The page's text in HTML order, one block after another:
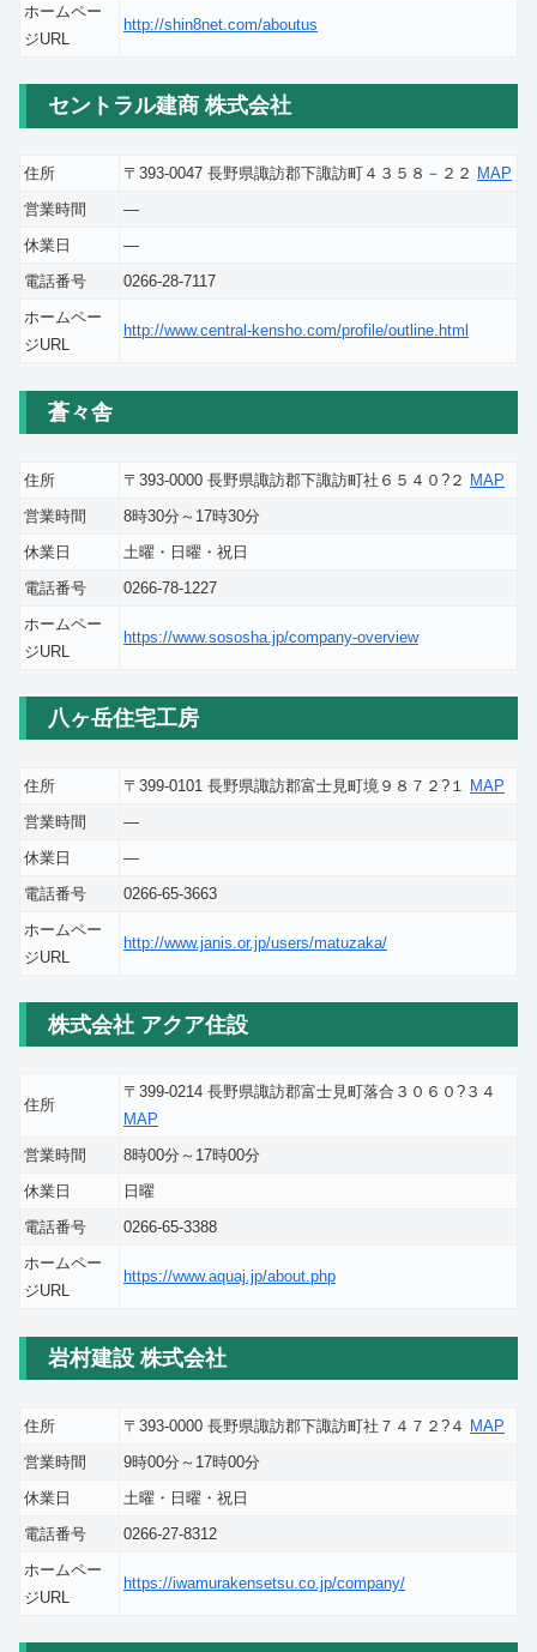
ホームペー
ジURL
http://shin8net.com/aboutus
セントラル建商 株式会社
住所 〒393-0047 長野県諏訪郡下諏訪町４３５８－２２ MAP
営業時間
―
休業日
―
電話番号
0266-28-7117
ホームペー
ジURL
http://www.central-kensho.com/profile/outline.html
蒼々舎
住所 〒393-0000 長野県諏訪郡下諏訪町社６５４０?２ MAP
営業時間
8時30分～17時30分
休業日
土曜・日曜・祝日
電話番号
0266-78-1227
ホームペー
ジURL
https://www.sososha.jp/company-overview
八ヶ岳住宅工房
住所 〒399-0101 長野県諏訪郡富士見町境９８７２?１ MAP
営業時間
―
休業日
―
電話番号
0266-65-3663
ホームペー
ジURL
http://www.janis.or.jp/users/matuzaka/
株式会社 アクア住設
住所
〒399-0214 長野県諏訪郡富士見町落合３０６０?３４
MAP
営業時間
8時00分～17時00分
休業日
日曜
電話番号
0266-65-3388
ホームペー
ジURL
https://www.aquaj.jp/about.php
岩村建設 株式会社
住所 〒393-0000 長野県諏訪郡下諏訪町社７４７２?４ MAP
営業時間
9時00分～17時00分
休業日
土曜・日曜・祝日
電話番号
0266-27-8312
ホームペー
ジURL
https://iwamurakensetsu.co.jp/company/